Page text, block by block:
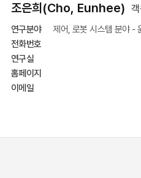
조은희(Cho, Eunhee)
연구분야
제어, 로봇 시스템 분야 -
전화번호
연구실
홈페이지
이메일